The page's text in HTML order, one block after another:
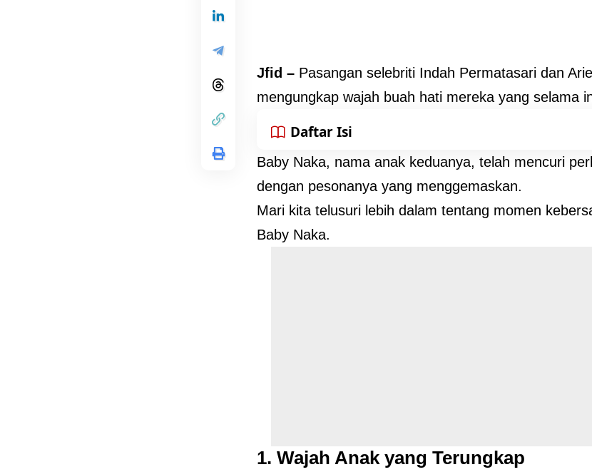
Jfid – Pasangan selebriti Indah Permatasari dan
mengungkap wajah buah hati mereka yang selama
Daftar Isi
Baby Naka, nama anak keduanya, telah mencuri
dengan pesonanya yang menggemaskan.
Mari kita telusuri lebih dalam tentang momen
Baby Naka.
1. Wajah Anak yang Terungkap